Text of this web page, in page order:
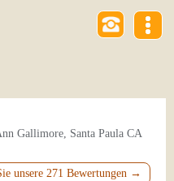
Gallimore, Santa Paula CA
unsere 271 Bewertungen →